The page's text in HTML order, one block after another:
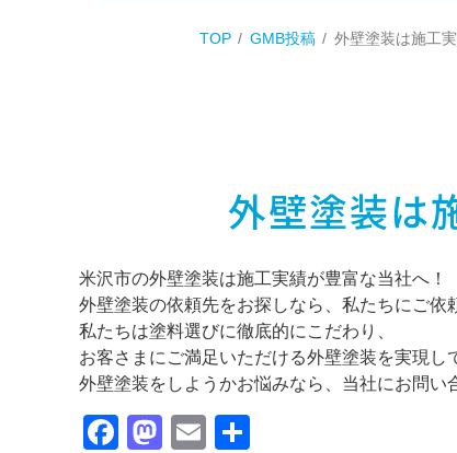
TOP GMB投稿 外壁塗装は施工
外壁塗装は
米沢市の外壁塗装は施工実績が豊富な当社へ！
外壁塗装の依頼先をお探しなら、私たちにご依
私たちは塗料選びに徹底的にこだわり、
お客さまにご満足いただける外壁塗装を実現し
外壁塗装をしようかお悩みなら、当社にお問い
Facebook
Mastodon
Email